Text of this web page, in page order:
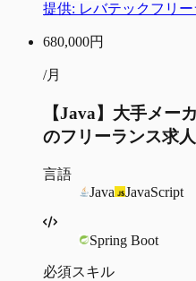
提供: レバテックフリー
680,000円
/月
【Java】大手メー
のフリーランス求
言語
Java
JavaScript
Spring Boot
必須スキル